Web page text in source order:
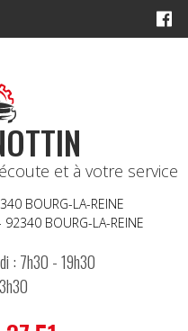
et à votre service
BOURG-LA-REINE
BOURG-LA-REINE
: 7h30 - 19h30